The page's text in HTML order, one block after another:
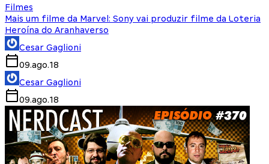
Filmes
Mais um filme da Marvel: Sony vai produzir filme da Loteria
Heroína do Aranhaverso
Cesar Gaglioni
09.ago.18
Cesar Gaglioni
09.ago.18